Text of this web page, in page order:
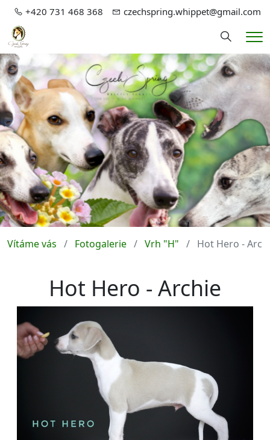
+420 731 468 368 czechspring.whippet@gmail.com
Hledání
Vítáme vás Fotogalerie Vrh "H" Hot Hero -
Hot Hero - Archie